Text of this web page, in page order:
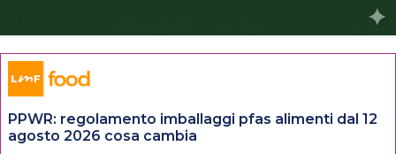
PPWR: regolamento imballaggi pfas alimenti dal 12
agosto 2026 cosa cambia